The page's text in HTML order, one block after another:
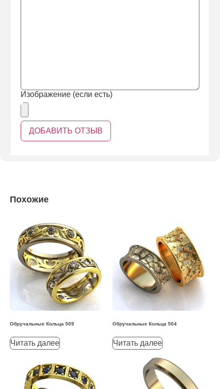
Изображение (если есть)
Похожие
Обручальные Кольца 509
Читать далее
Обручальные Кольца 504
Читать далее